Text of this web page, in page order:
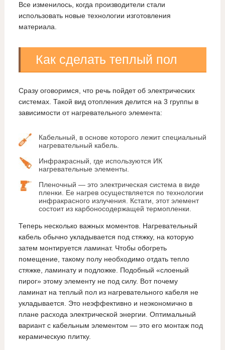
Все изменилось, когда производители стали
использовать новые технологии изготовления
материала.
Как сделать теплый пол
Сразу оговоримся, что речь пойдет об электрических
системах. Такой вид отопления делится на 3 группы в
зависимости от нагревательного элемента:
Кабельный, в основе которого лежит специальный
нагревательный кабель.
Инфракрасный, где используются ИК
нагревательные элементы.
Пленочный — это электрическая система в виде
пленки. Ее нагрев осуществляется по технологии
инфракрасного излучения. Кстати, этот элемент
состоит из карбоносодержащей термопленки.
Теперь несколько важных моментов. Нагревательный
кабель обычно укладывается под стяжку, на которую
затем монтируется ламинат. Чтобы обогреть
помещение, такому полу необходимо отдать тепло
стяжке, ламинату и подложке. Подобный «слоеный
пирог» этому элементу не под силу. Вот почему
ламинат на теплый пол из нагревательного кабеля не
укладывается. Это неэффективно и неэкономично в
плане расхода электрической энергии. Оптимальный
вариант с кабельным элементом — это его монтаж под
керамическую плитку.